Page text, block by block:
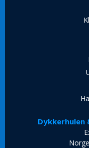
Dykkerhulen